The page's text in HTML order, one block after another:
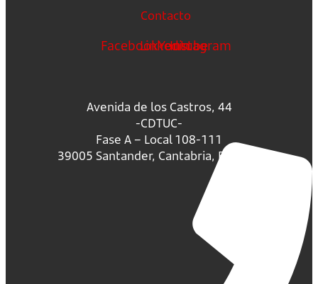
Contacto
FacebookLinkedin
Youtube
Instagram
Avenida de los Castros, 44
-CDTUC-
Fase A – Local 108-111
39005 Santander, Cantabria, España.